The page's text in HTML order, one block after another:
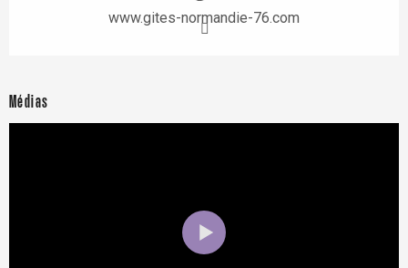
www.gites-normandie-76.com
Médias